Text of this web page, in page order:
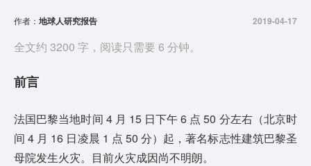
作者： 地球人研究报告 2019-04-17
全文约 3200 字，阅读只需要 6 分钟。
前言
法国巴黎当地时间 4 月 15 日下午 6 点 50 分左右（北京时
间 4 月 16 日凌晨 1 点 50 分）起，著名标志性建筑巴黎圣
母院发生火灾。目前火灾成因尚不明朗。